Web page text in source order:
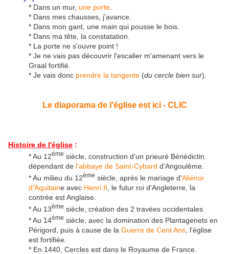
* Dans un mur, une porte
* Dans mes chausses, j'avance.
* Dans mon gant, une main qui pousse le bois.
* Dans ma tête, la constatation.
* La porte ne s'ouvre point !
* Je ne vais pas découvrir l'escalier m'amenant vers le
Graal fortifié.
* Je vais donc prendre la tangente (du cercle bien sur).
Le diaporama de l'église est ici - CLIC
Histoire de l'église :
* Au 12ème siècle, construction d'un prieuré Bénédictin
dépendant de l'abbaye de Saint-Cybard d’Angoulême.
* Au milieu du 12ème siècle, après le mariage d'Aliénor
d'Aquitaine avec Henri II , le futur roi d'Angleterre, la
contrée est Anglaise.
* Au 13ème siècle, création des 2 travées occidentales.
* Au 14ème siècle, avec la domination des Plantagenets en
Périgord, puis à cause de la Guerre de Cent Ans , l'église
est fortifiée.
* En 1440, Cercles est dans le Royaume de France.